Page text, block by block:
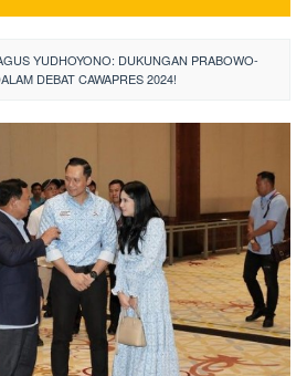
YUDHOYONO: DUKUNGAN PRABOWO-
DEBAT CAWAPRES 2024!